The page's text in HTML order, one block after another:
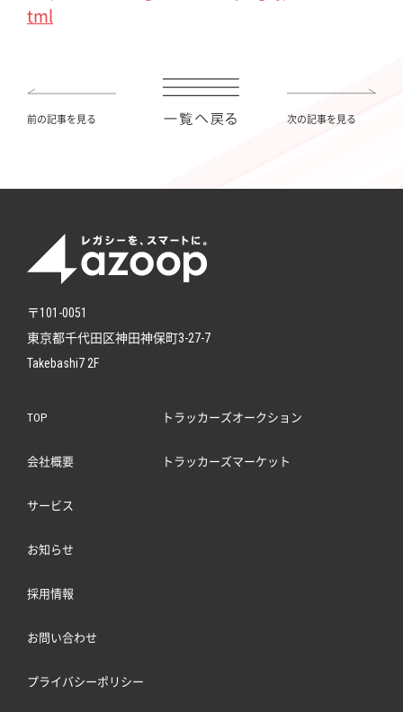
tml
前の記事を見る 次の記事を見る
〒101-0051
東京都千代田区神田神保町3-27-7
Takebashi7 2F
TOP
会社概要
サービス
お知らせ
採用情報
お問い合わせ
プライバシーポリシー
トラッカーズオークション
トラッカーズマーケット